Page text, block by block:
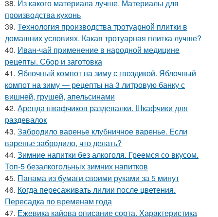
38. Из какого материала лучше. Материалы для
производства кухонь
39. Технология производства тротуарной плитки в
домашних условиях. Какая тротуарная плитка лучше?
40. Иван-чай применение в народной медицине
рецепты. Сбор и заготовка
41. Яблочный компот на зиму с гвоздикой. Яблочный
компот на зиму — рецепты на 3 литровую банку с
вишней, грушей, апельсинами
42. Аренда шкафчиков раздевалки. Шкафчики для
раздевалок
43. Забродило варенье клубничное варенье. Если
варенье забродило, что делать?
44. Зимние напитки без алкоголя. Греемся со вкусом.
Топ-5 безалкогольных зимних напитков
45. Панама из бумаги своими руками за 5 минут
46. Когда пересаживать лилии после цветения.
Пересадка по временам года
47. Ежевика кайова описание сорта. Характеристика